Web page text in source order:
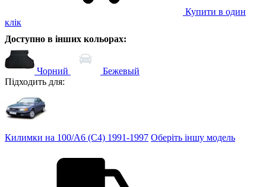
Купити в один
клік
Доступно в інших кольорах:
Чорний
Бежевый
Підходить для:
Килимки на 100/A6 (C4) 1991-1997 Оберіть іншу модель